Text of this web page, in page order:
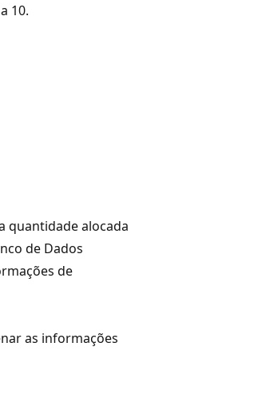
10.
quantidade alocada
de Dados
de
as informações